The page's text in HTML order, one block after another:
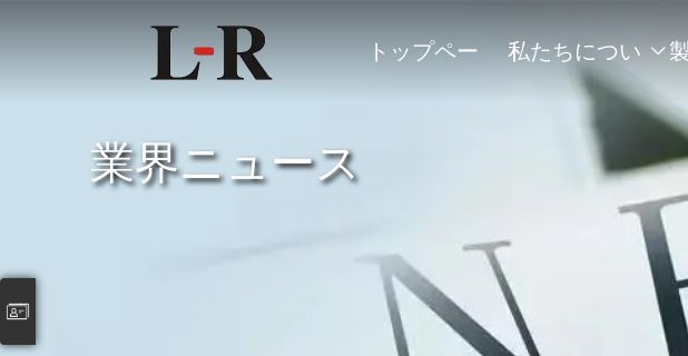
トップペー 私たちについ 
業界ニュース